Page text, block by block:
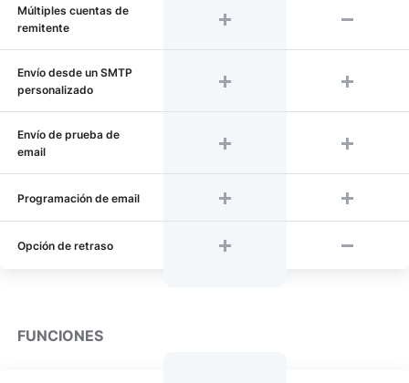
Múltiples cuentas de
remitente
Envío desde un SMTP
personalizado
Envío de prueba de
email
Programación de email
Opción de retraso
FUNCIONES